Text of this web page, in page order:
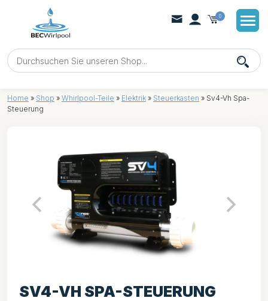
0
Home » Shop » Whirlpool-Teile » Elektrik » Steuerkasten » Sv4-Vh Spa-
Steuerung
SV4-VH SPA-STEUERUNG